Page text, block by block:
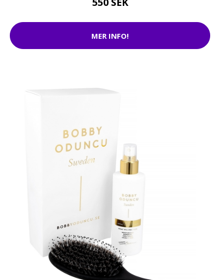
MER INFO!